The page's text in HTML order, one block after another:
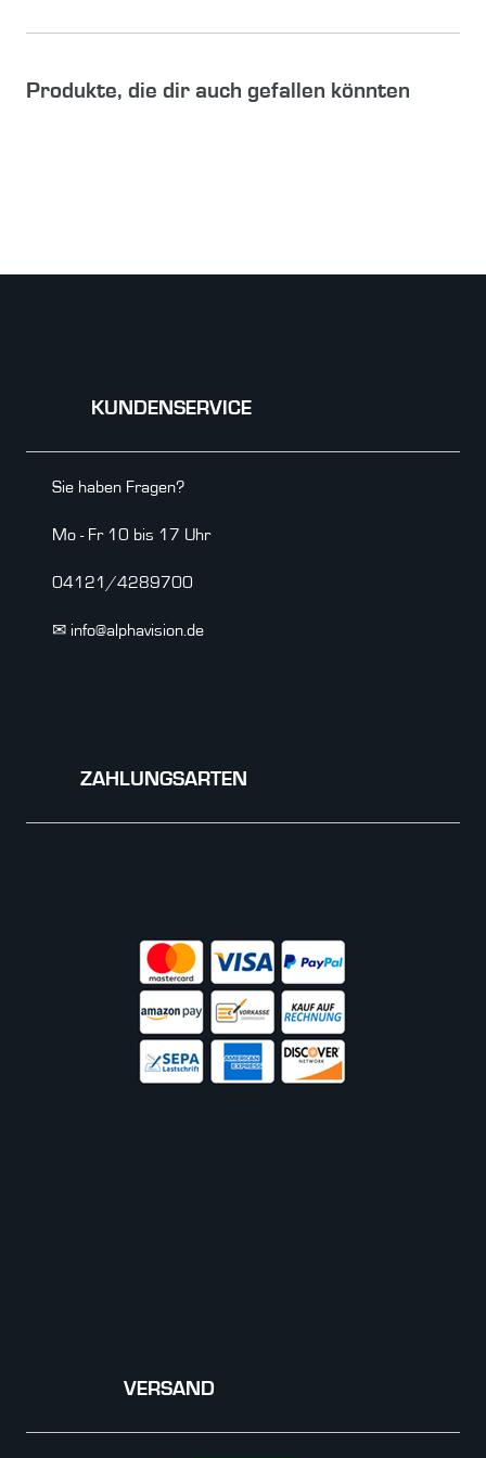
Produkte, die dir auch gefallen könnten
KUNDENSERVICE
Sie haben Fragen?
Mo - Fr 10 bis 17 Uhr
04121/4289700
✉ info@alphavision.de
ZAHLUNGSARTEN
VERSAND